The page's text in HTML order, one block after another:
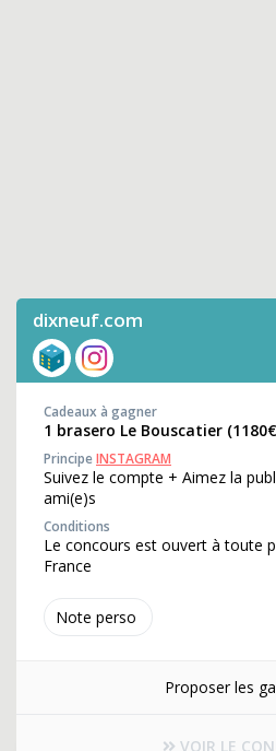
dixneuf.com
Note perso
Cadeaux à gagner
1 brasero Le Bouscatier
PrincipeINSTAGRAM
Suivez le compte + Aimez la
ami(e)s
Conditions
Le concours est ouvert à toute
France
Proposer les
VOIR LE